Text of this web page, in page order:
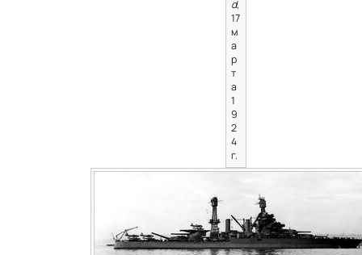
d,
17
м
а
р
т
а
1
9
2
4
г.